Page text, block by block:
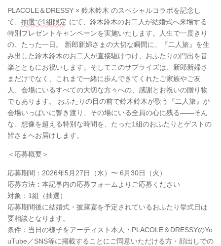
PLACOLE＆DRESSY × 鈴木鈴木 のスペシャルコラボを記念し
て、 抽選で1組限定 にて、鈴木鈴木のお二人が結婚式へ来場する
特別プレゼントキャンペーンを実施いたします。人生で一度きり
の、たった一日。 新郎新婦さまの大切な瞬間に、『二人旅』を生
み出した鈴木鈴木のお二人が直接駆けつけ、おふたりの門出を音
楽とともにお祝いします。そしてこのサプライズは、新郎新婦さ
まだけでなく、これまで一緒に歩んできてくれたご家族やご友
人、会場にいるすべての大切な方々への、感謝とお祝いの贈り物
でもあります。 おふたりの目の前で鈴木鈴木が歌う『二人旅』が
会場いっぱいに響き渡り、その場にいる全員の心に残る——そん
な、想像を超える特別な時間を、たった1組のおふたりとゲストの
皆さまへお届けします。
＜応募概要＞
応募期間：2026年5月27日（水）〜 6月30日（火）
応募方法：本記事内の応募フォームよりご応募ください
対象：1組（抽選）
応募期間後に結婚式・披露宴を予定されているおふたり挙式日は
要相談となります。
条件：当日の様子をアーティスト本人・PLACOLE＆DRESSYのYo
uTube／SNS等に掲載することにご同意いただける方・顔出しでの